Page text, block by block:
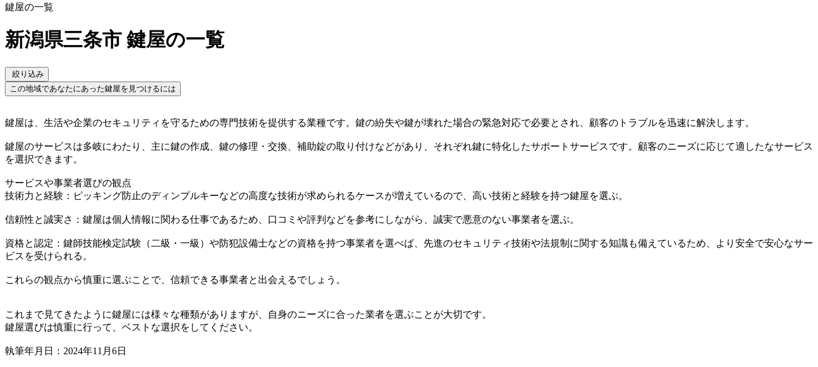
鍵屋の一覧
新潟県三条市 鍵屋の一覧
絞り込み
この地域であなたにあった鍵屋を見つけるには
鍵屋は、生活や企業のセキュリティを守るための専門技術を提供する業種です。鍵の紛失や鍵が壊れた場合の緊急対応で必要とされ、顧客のトラブルを迅速に解決します。
鍵屋のサービスは多岐にわたり、主に鍵の作成、鍵の修理・交換、補助錠の取り付けなどがあり、それぞれ鍵に特化したサポートサービスです。顧客のニーズに応じて適したなサービス
を選択できます。
サービスや事業者選びの観点
技術力と経験：ピッキング防止のディンプルキーなどの高度な技術が求められるケースが増えているので、高い技術と経験を持つ鍵屋を選ぶ。
信頼性と誠実さ：鍵屋は個人情報に関わる仕事であるため、口コミや評判などを参考にしながら、誠実で悪意のない事業者を選ぶ。
資格と認定：鍵師技能検定試験（二級・一級）や防犯設備士などの資格を持つ事業者を選べば、先進のセキュリティ技術や法規制に関する知識も備えているため、より安全で安心なサー
ビスを受けられる。
これらの観点から慎重に選ぶことで、信頼できる事業者と出会えるでしょう。
これまで見てきたように鍵屋には様々な種類がありますが、自身のニーズに合った業者を選ぶことが大切です。
鍵屋選びは慎重に行って、ベストな選択をしてください。
執筆年月日：2024年11月6日